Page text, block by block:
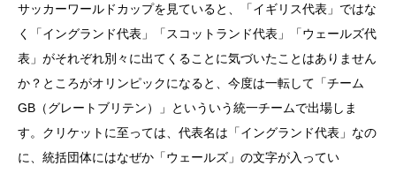
サッカーワールドカップを見ていると、「イギリス代表」ではな
く「イングランド代表」「スコットランド代表」「ウェールズ代
表」がそれぞれ別々に出てくることに気づいたことはありません
か？ところがオリンピックになると、今度は一転して「チーム
GB（グレートブリテン）」といういう統一チームで出場しま
す。クリケットに至っては、代表名は「イングランド代表」なの
に、統括団体にはなぜか「ウェールズ」の文字が入ってい